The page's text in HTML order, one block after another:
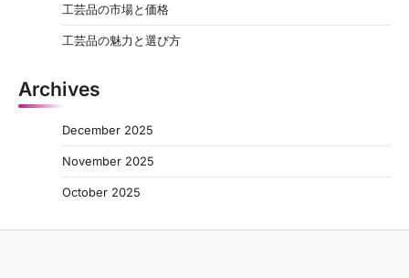
工芸品の市場と価格
工芸品の魅力と選び方
Archives
December 2025
November 2025
October 2025